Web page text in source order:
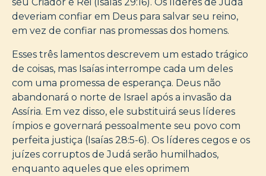
deveriam confiar em Deus para salvar seu reino,
em vez de confiar nas promessas dos homens.
Esses três lamentos descrevem um estado trágico
de coisas, mas Isaías interrompe cada um deles
com uma promessa de esperança. Deus não
abandonará o norte de Israel após a invasão da
Assíria. Em vez disso, ele substituirá seus líderes
ímpios e governará pessoalmente seu povo com
perfeita justiça (Isaías 28:5-6). Os líderes cegos e os
juízes corruptos de Judá serão humilhados,
enquanto aqueles que eles oprimem